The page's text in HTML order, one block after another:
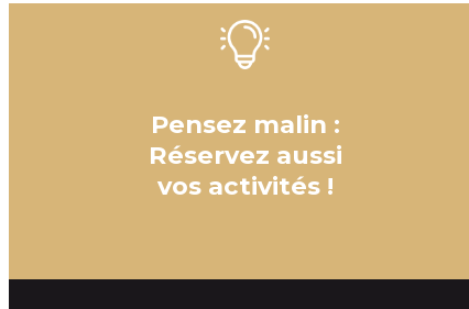
Pensez malin :
Réservez aussi
vos activités !